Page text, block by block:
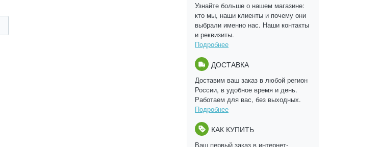
Узнайте больше о нашем магазине:
кто мы, наши клиенты и почему они
выбрали именно нас. Наши контакты
и реквизиты.
Подробнее
ДОСТАВКА
Доставим ваш заказ в любой регион
России, в удобное время и день.
Работаем для вас, без выходных.
Подробнее
КАК КУПИТЬ
Ваш первый заказ в интернет-